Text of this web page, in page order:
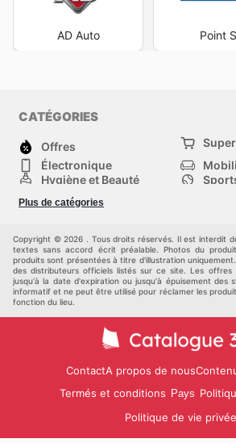
AD Auto Point S
CATÉGORIES
Offres
Électronique
Hygiène et Beauté
Mode
Bricolage, jardin et
Plus de catégories
Copyright © 2026 . Tous droits réservés. Il est interdit
textes sans accord écrit préalable. Photos du
produits sont présentées à titre d'illustration
des distributeurs officiels listés sur ce site. Les
jusqu'à la date d'expiration ou jusqu'à épuisement des
informatif et ne peut être utilisé pour réclamer les
fonction du lieu.
ContactA propos de nous
Termés et conditions Pays
Politique de vie privée